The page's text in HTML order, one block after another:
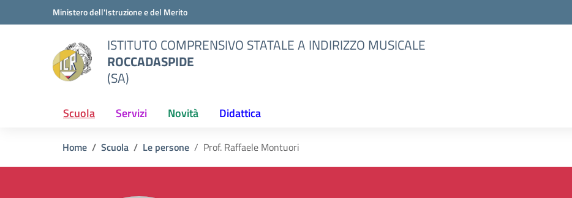
Vai ai contenuti
Vai al menu di navigazioneMinistero dell'Istruzione e del Merito
ISTITUTO COMPRENSIVO STATALE A INDIRIZZO MUSICALE
ROCCADASPIDE
(SA)
Scuola Servizi Novità Didattica
Home Scuola Le persone Prof. Raffaele Montuori